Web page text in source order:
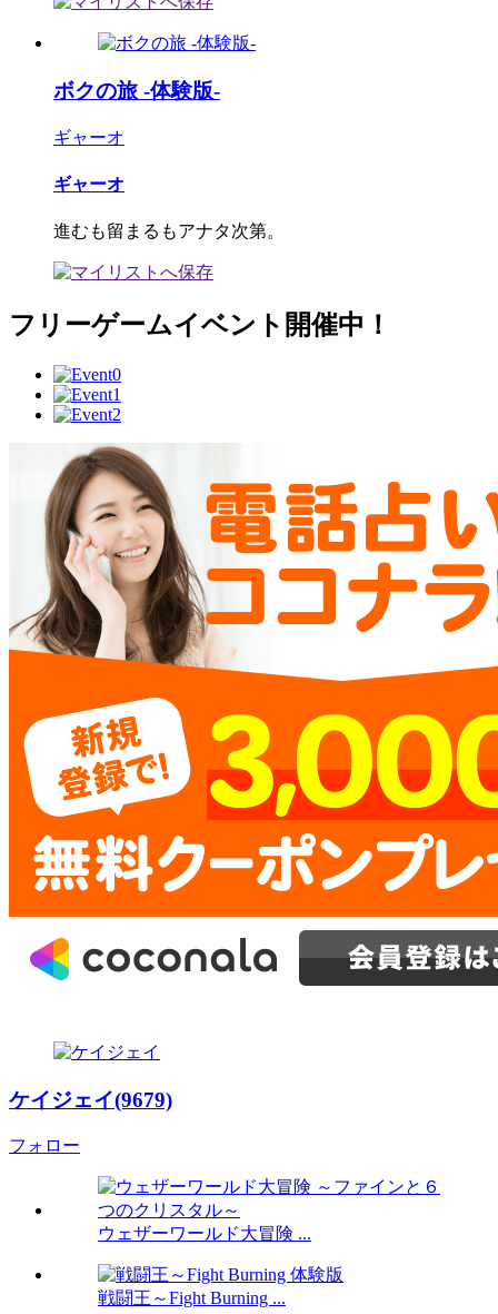
ボクの旅 -体験版-
ギャーオ
ギャーオ
進むも留まるもアナタ次第。
フリーゲームイベント開催中！
ケイジェイ(9679)
フォロー
ウェザーワールド大冒険 ...
戦闘王～Fight Burning ...